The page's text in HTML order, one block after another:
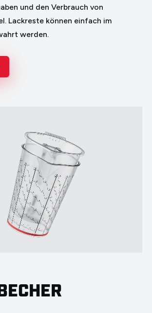
und den Verbrauch von
Lackreste können einfach im
werden.